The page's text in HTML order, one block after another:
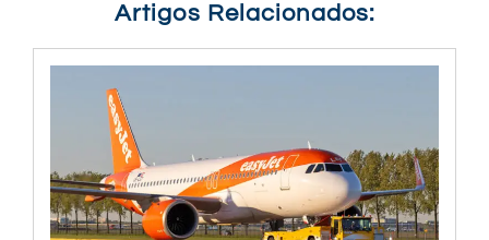
Artigos Relacionados: